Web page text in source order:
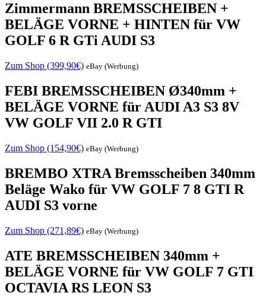
Zimmermann BREMSSCHEIBEN +
BELÄGE VORNE + HINTEN für VW
GOLF 6 R GTi AUDI S3
Zum Shop (399,90€) eBay (Werbung)
FEBI BREMSSCHEIBEN Ø340mm +
BELÄGE VORNE für AUDI A3 S3 8V
VW GOLF VII 2.0 R GTI
Zum Shop (154,90€) eBay (Werbung)
BREMBO XTRA Bremsscheiben 340mm
Beläge Wako für VW GOLF 7 8 GTI R
AUDI S3 vorne
Zum Shop (271,89€) eBay (Werbung)
ATE BREMSSCHEIBEN 340mm +
BELÄGE VORNE für VW GOLF 7 GTI
OCTAVIA RS LEON S3